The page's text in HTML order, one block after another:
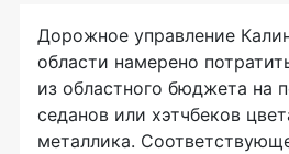
Дорожное управление
области намерено
из областного бюджета на
седанов или хэтчбеков
металлика.